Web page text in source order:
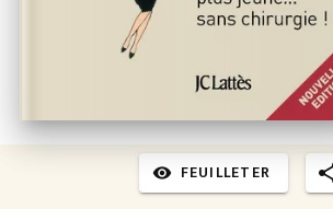
visibility FEUILLETER